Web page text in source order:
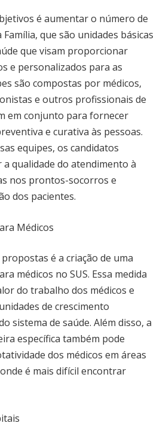
é aumentar o número de
Família, que são unidades básicas
que visam proporcionar
e personalizados para as
são compostas por médicos,
e outros profissionais de
em conjunto para fornecer
e curativa às pessoas.
equipes, os candidatos
qualidade do atendimento à
nos prontos-socorros e
dos pacientes.
Médicos
é a criação de uma
médicos no SUS. Essa medida
do trabalho dos médicos e
de crescimento
sistema de saúde. Além disso, a
específica também pode
dos médicos em áreas
é mais difícil encontrar